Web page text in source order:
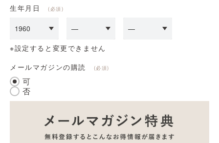
生年月日 (必須)
※設定すると変更できません
メールマガジンの購読
(必須)
可
否